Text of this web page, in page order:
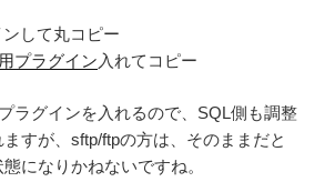
ンして丸コピー
プラグイン 入れてコピー
ラグインを入れるので、SQL側も調整
すが、sftp/ftpの方は、そのままだと
になりかねないですね。